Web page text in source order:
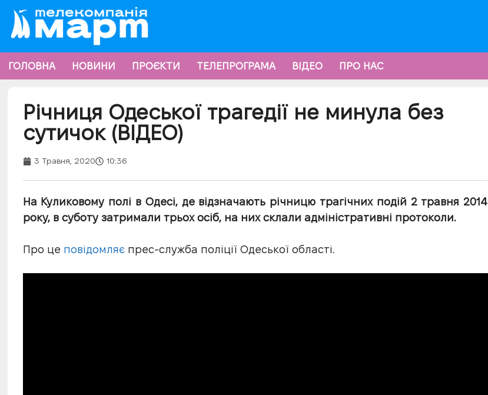
ГОЛОВНА НОВИНИ ПРОЄКТИ ТЕЛЕПРОГРАМА ВІДЕО ПРО НАС
Річниця Одеської трагедії не минула без
сутичок (ВІДЕО)
3 Травня, 2020 10:36
На Куликовому полі в Одесі, де відзначають річницю трагічних подій 2 травня 2014
року, в суботу затримали трьох осіб, на них склали адміністративні протоколи.
Про це повідомляєпрес-служба поліції Одеської області.